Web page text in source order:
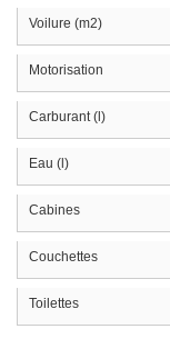
Voilure (m2)
Motorisation
Carburant (l)
Eau (l)
Cabines
Couchettes
Toilettes